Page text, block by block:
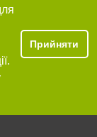
Прийняти